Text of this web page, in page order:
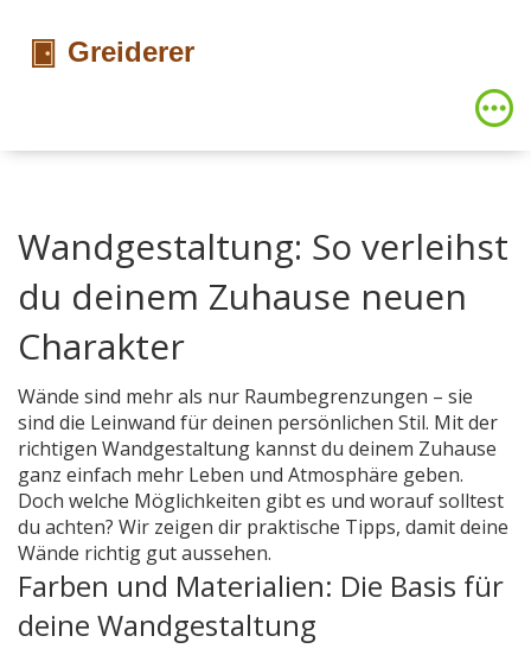
Wandgestaltung: So verleihst
du deinem Zuhause neuen
Charakter
Wände sind mehr als nur Raumbegrenzungen – sie
sind die Leinwand für deinen persönlichen Stil. Mit der
richtigen Wandgestaltung kannst du deinem Zuhause
ganz einfach mehr Leben und Atmosphäre geben.
Doch welche Möglichkeiten gibt es und worauf solltest
du achten? Wir zeigen dir praktische Tipps, damit deine
Wände richtig gut aussehen.
Farben und Materialien: Die Basis für
deine Wandgestaltung